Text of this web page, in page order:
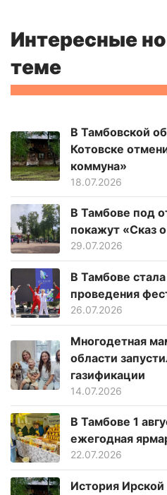
Интересные
теме
В Тамбовской
Котовске
коммуна»
18.07.2026
В Тамбове под
покажут «Сказ
29.07.2026
В Тамбове
проведения
26.07.2026
Многодетная
области
газификации
14.07.2026
В Тамбове 1
ежегодная
22.07.2026
История